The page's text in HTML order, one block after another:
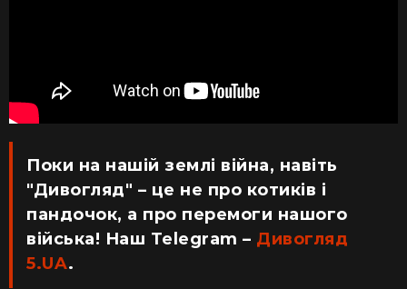
Поки на нашій землі війна, навіть
"Дивогляд" – це не про котиків і
пандочок, а про перемоги нашого
війська! Наш Telegram – Дивогляд
5.UA.